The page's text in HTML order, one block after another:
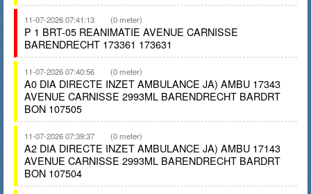
11-07-2026 07:41:13 (0 meter)
P 1 BRT-05 REANIMATIE AVENUE CARNISSE
BARENDRECHT 173361 173631
11-07-2026 07:40:56 (0 meter)
A0 DIA DIRECTE INZET AMBULANCE JA) AMBU 17343
AVENUE CARNISSE 2993ML BARENDRECHT BARDRT
BON 107505
11-07-2026 07:39:37 (0 meter)
A2 DIA DIRECTE INZET AMBULANCE JA) AMBU 17143
AVENUE CARNISSE 2993ML BARENDRECHT BARDRT
BON 107504